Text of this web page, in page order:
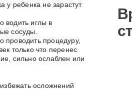
у ребенка не зарастут
водить иглы в
сосуды.
проводить процедуру,
только что перенес
сильно ослаблен или
осложнений